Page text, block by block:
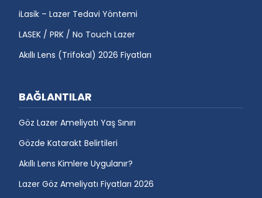
iLasik – Lazer Tedavi Yöntemi
LASEK / PRK / No Touch Lazer
Akıllı Lens (Trifokal) 2026 Fiyatları
BAĞLANTILAR
Göz Lazer Ameliyatı Yaş Sınırı
Gözde Katarakt Belirtileri
Akıllı Lens Kimlere Uygulanır?
Lazer Göz Ameliyatı Fiyatları 2026